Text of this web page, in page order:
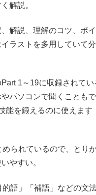
解説。
解説、理解のコツ、ポ
ラストを多用していて
Part 1～19に収録されて
パソコンで聞くことも
能を鍛えるのに使えま
られているので、とり
やすい。
的語」「補語」などの文